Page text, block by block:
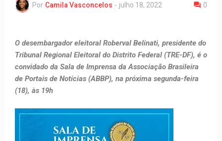
Por Camila Vasconcelos - julho 18, 2022 0
O desembargador eleitoral Roberval Belinati, presidente do
Tribunal Regional Eleitoral do Distrito Federal (TRE-DF), é o
convidado da Sala de Imprensa da Associação Brasileira
de Portais de Notícias (ABBP), na próxima segunda-feira
(18), às 19h